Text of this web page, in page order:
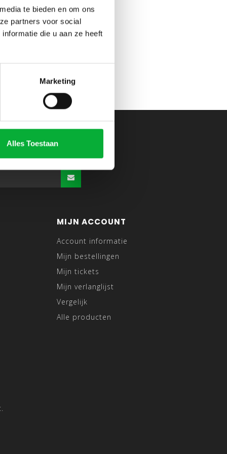
te bieden en om ons
partners voor social
die u aan ze heeft
Marketing
Alles Toestaan
MIJN ACCOUNT
Account informatie
Mijn bestellingen
Mijn tickets
Mijn verlanglijst
Vergelijk
Alle producten